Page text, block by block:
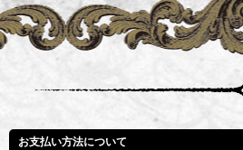
お支払い方法について